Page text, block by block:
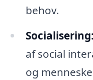
behov.
Socialisering:
af social
og